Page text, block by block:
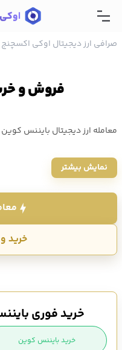
صرافی ارز دیجیتال اوکی اکسچنج
فروش و
سریعترین زمان و با کمترین
تومان است.
نمایش بیشتر
خرید
خرید فوری
خرید بایننس کوین